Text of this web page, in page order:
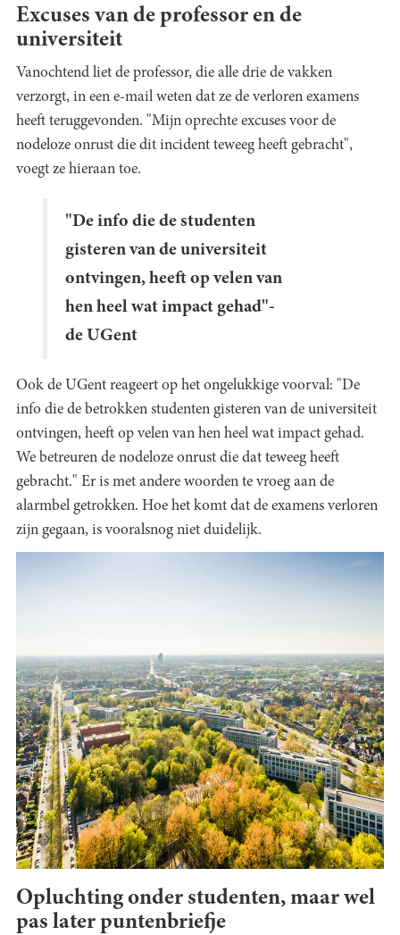
Excuses van de professor en de
universiteit
Vanochtend liet de professor, die alle drie de vakken
verzorgt, in een e-mail weten dat ze de verloren examens
heeft teruggevonden. "Mijn oprechte excuses voor de
nodeloze onrust die dit incident teweeg heeft gebracht",
voegt ze hieraan toe.
"De info die de studenten
gisteren van de universiteit
ontvingen, heeft op velen van
hen heel wat impact gehad"-
de UGent
Ook de UGent reageert op het ongelukkige voorval: "De
info die de betrokken studenten gisteren van de universiteit
ontvingen, heeft op velen van hen heel wat impact gehad.
We betreuren de nodeloze onrust die dat teweeg heeft
gebracht." Er is met andere woorden te vroeg aan de
alarmbel getrokken. Hoe het komt dat de examens verloren
zijn gegaan, is vooralsnog niet duidelijk.
Opluchting onder studenten, maar wel
pas later puntenbriefje